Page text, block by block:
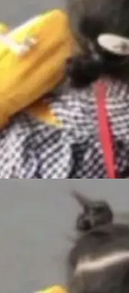
媒大学
频、音
际支出
该项目
运行长
常。这
时间
底或
。 Dela
国的
迭代，
"buil
个判
是
个模
工程师
答案几
序写程
智能
age
论点很
统的自
关的
软件 C
全
想到它
1日，
tiany
相
Har
附上
用工
成闭
模态模
。
的轻
质感、
比 U
工程师
「hwc